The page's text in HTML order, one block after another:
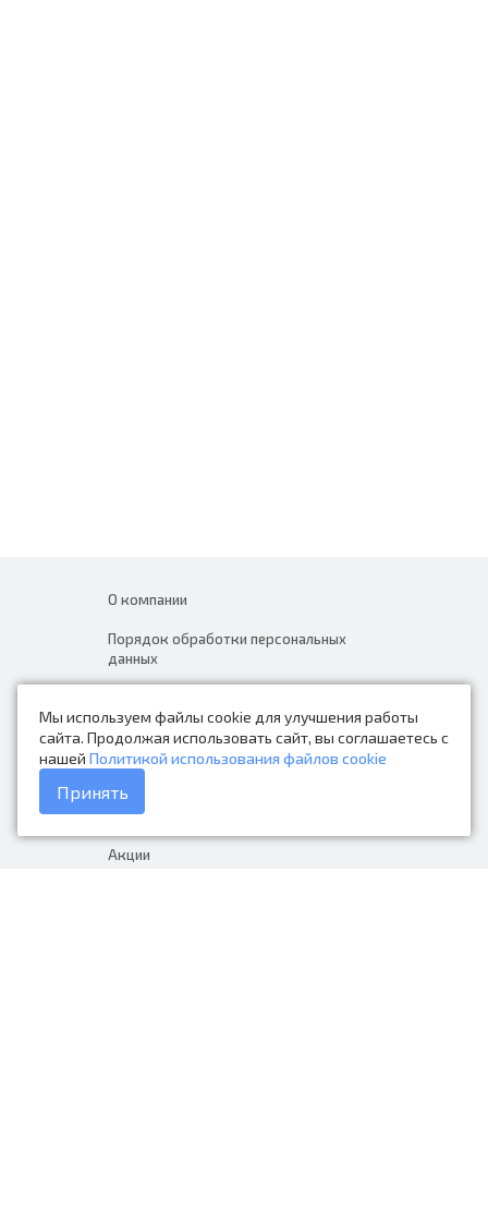
Мы используем файлы cookie для улучшения работы
сайта. Продолжая использовать сайт, вы соглашаетесь с
нашей Политикой использования файлов cookie
Принять
О компании
Порядок обработки персональных
данных
Контакты
Каталог товаров
Доставка и оплата
Акции